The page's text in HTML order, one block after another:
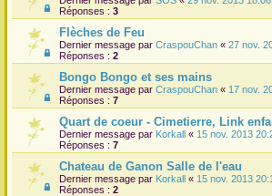
Réponses : 3
Flèches de Feu
Dernier message par CraspouChan « 27 nov.
Réponses : 2
Bongo Bongo et ses mains
Dernier message par CraspouChan « 17 nov.
Réponses : 7
Quart de coeur - Cimetierre, Link
Dernier message par Korkall « 15 nov. 2013
Réponses : 7
Chateau de Ganon Salle de l'eau
Dernier message par Korkall « 15 nov. 2013
Réponses : 2